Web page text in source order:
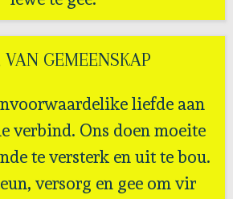
GEMEENSKAP
liefde aan
verbind. Ons doen moeite
te versterk en uit te bou.
versorg en gee om vir